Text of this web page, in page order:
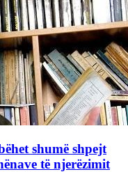
shumë shpejt
të njerëzimit